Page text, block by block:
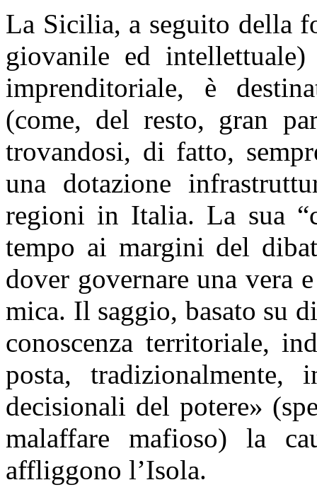
La Sicilia, a seguito della
giovanile ed intellettuale)
imprenditoriale, è
(come, del resto, gran
trovandosi, di fatto,
una dotazione
regioni in Italia. La sua
tempo ai margini del
dover governare una vera
mica. Il saggio, basato su
conoscenza territoriale,
posta, tradizionalmente,
decisionali del potere»
malaffare mafioso) la
affliggono l’Isola.